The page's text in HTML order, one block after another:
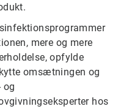
mere og mere
opfylde
omsætningen og
og
hos